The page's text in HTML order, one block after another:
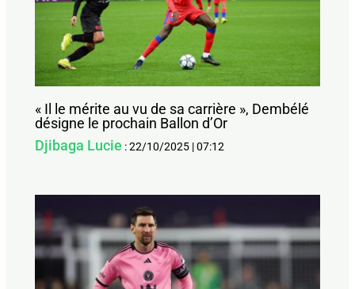
« Il le mérite au vu de sa carrière », Dembélé
désigne le prochain Ballon d’Or
Djibaga Lucie :22/10/2025 |07:12